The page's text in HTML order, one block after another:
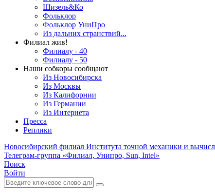
Шизель&Ко
Фольклор
Фольклор УниПро
Из дальних странствий...
Филиал жив!
Филиалу - 40
Филиалу - 50
Наши собкоры сообщают
Из Новосибирска
Из Москвы
Из Калифорнии
Из Германии
Из Интернета
Пресса
Реплики
Новосибирский филиал Института точной механики и
Телеграм-группа «Филиал, Унипро, Sun, Intel»
Поиск
Войти